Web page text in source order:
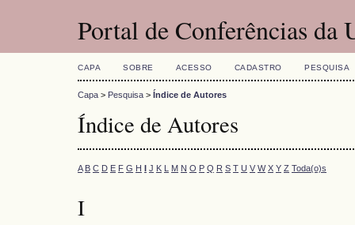
Portal de Conferências da
CAPA SOBRE ACESSO CADASTRO PESQUISA
Capa > Pesquisa > Índice de Autores
Índice de Autores
A B C D E F G H I J K L M N O P Q R S T U V W X Y Z Toda(o)s
I